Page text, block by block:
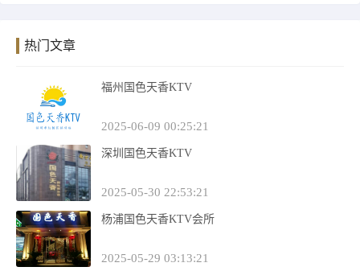
热门文章
福州国色天香KTV
2025-06-09 00:25:21
深圳国色天香KTV
2025-05-30 22:53:21
杨浦国色天香KTV会所
2025-05-29 03:13:21